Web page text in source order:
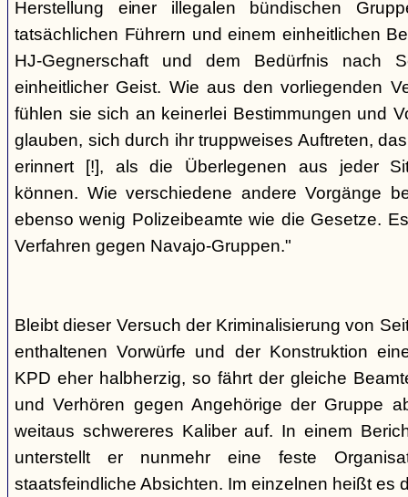
Herstellung einer illegalen bündischen
tatsächlichen Führern und einem einheitlichen
HJ-Gegnerschaft und dem Bedürfnis nach
einheitlicher Geist. Wie aus den vorliegenden
fühlen sie sich an keinerlei Bestimmungen und
glauben, sich durch ihr truppweises Auftreten,
erinnert [!], als die Überlegenen aus jeder
können. Wie verschiedene andere Vorgänge
ebenso wenig Polizeibeamte wie die Gesetze.
Verfahren gegen Navajo-Gruppen."
Bleibt dieser Versuch der Kriminalisierung von
enthaltenen Vorwürfe und der Konstruktion
KPD eher halbherzig, so fährt der gleiche
und Verhören gegen Angehörige der Gruppe
weitaus schwereres Kaliber auf. In einem
unterstellt er nunmehr eine feste
staatsfeindliche Absichten. Im einzelnen heißt es